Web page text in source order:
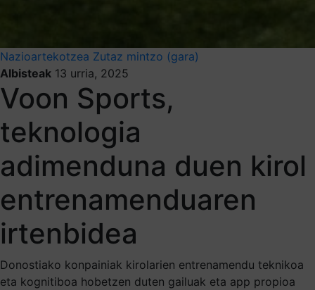
Nazioartekotzea Zutaz mintzo (gara)
Albisteak 13 urria, 2025
Voon Sports,
teknologia
adimenduna duen kirol
entrenamenduaren
irtenbidea
Donostiako konpainiak kirolarien entrenamendu teknikoa
eta kognitiboa hobetzen duten gailuak eta app propioa